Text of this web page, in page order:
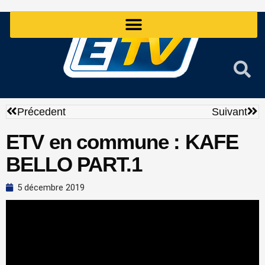
Précédent
Précedent Suivant
ETV en commune : KAFE
BELLO PART.1
5 décembre 2019